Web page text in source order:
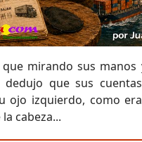
mirando sus manos
dedujo que sus
ojo izquierdo, como
cabeza...